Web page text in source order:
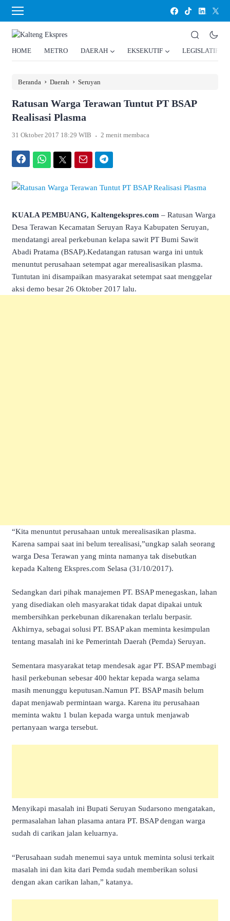
HOME METRO DAERAH EKSEKUTIF LEGISLATIF
Beranda › Daerah › Seruyan
Ratusan Warga Terawan Tuntut PT BSAP
Realisasi Plasma
31 Oktober 2017 18:29 WIB . 2 menit membaca
KUALA PEMBUANG, Kaltengekspres.com – Ratusan Warga
Desa Terawan Kecamatan Seruyan Raya Kabupaten Seruyan,
mendatangi areal perkebunan kelapa sawit PT Bumi Sawit
Abadi Pratama (BSAP).Kedatangan ratusan warga ini untuk
menuntut perusahaan setempat agar merealisasikan plasma.
Tuntutan ini disampaikan masyarakat setempat saat menggelar
aksi demo besar 26 Oktober 2017 lalu.
“Kita menuntut perusahaan untuk merealisasikan plasma.
Karena sampai saat ini belum terealisasi,”ungkap salah seorang
warga Desa Terawan yang minta namanya tak disebutkan
kepada Kalteng Ekspres.com Selasa (31/10/2017).
Sedangkan dari pihak manajemen PT. BSAP menegaskan, lahan
yang disediakan oleh masyarakat tidak dapat dipakai untuk
membersihkan perkebunan dikarenakan terlalu berpasir.
Akhirnya, sebagai solusi PT. BSAP akan meminta kesimpulan
tentang masalah ini ke Pemerintah Daerah (Pemda) Seruyan.
Sementara masyarakat tetap mendesak agar PT. BSAP membagi
hasil perkebunan sebesar 400 hektar kepada warga selama
masih menunggu keputusan.Namun PT. BSAP masih belum
dapat menjawab permintaan warga. Karena itu perusahaan
meminta waktu 1 bulan kepada warga untuk menjawab
pertanyaan warga tersebut.
Menyikapi masalah ini Bupati Seruyan Sudarsono mengatakan,
permasalahan lahan plasama antara PT. BSAP dengan warga
sudah di carikan jalan keluarnya.
“Perusahaan sudah menemui saya untuk meminta solusi terkait
masalah ini dan kita dari Pemda sudah memberikan solusi
dengan akan carikan lahan,” katanya.